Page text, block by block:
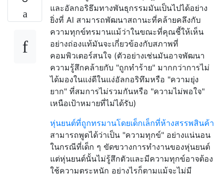
และอัลกอริธึมทางพันธุกรรมมันเป็นไปได้อย่าง
ยิ่งที่ AI สามารถพัฒนาสถานะที่คล้ายคลึงกับ
ความทุกข์ทรมานแม้ว่าในขณะที่คุณชี้ให้เห็น
อย่างถ่องแท้มันจะเกี่ยวข้องกับสภาพที่
คอมพิวเตอร์สนใจ (ตัวอย่างเช่นมันอาจพัฒนา
ความรู้สึกคล้ายกับ "ถูกทำร้าย" มากกว่าการไม่
ได้มองในแง่ดีในแง่อัลกอริทึมหรือ "ความยุ่ง
ยาก" ที่สมการไม่รวมกันหรือ "ความไม่พอใจ"
เหนือเป้าหมายที่ไม่ได้รับ)
หุ่นยนต์ที่ถูกทรมานโดยเด็กเล็กที่ห้างสรรพสินค้า
สามารถพูดได้ว่าเป็น "ความทุกข์" อย่างแน่นอน
ในกรณีที่เด็ก ๆ ขัดขวางการทำงานของหุ่นยนต์
แต่หุ่นยนต์นั้นไม่รู้สึกตัวและมีความทุกข์อาจต้อง
ใช้ความตระหนัก อย่างไรก็ตามแม้จะไม่มี